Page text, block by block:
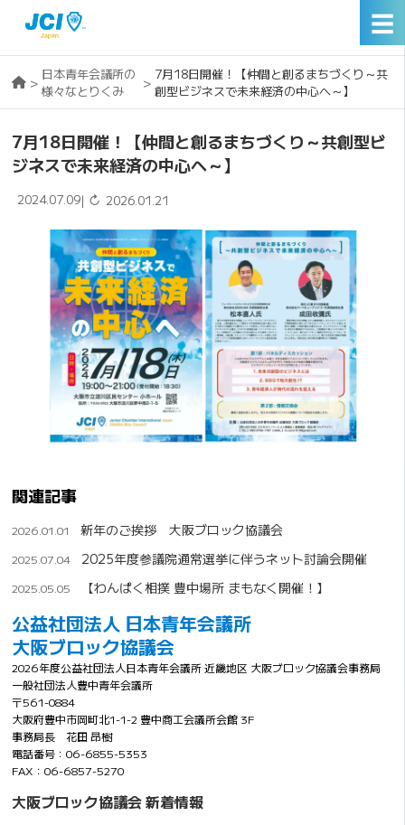
☰
> 日本青年会議所の
様々なとりくみ
> 7月18日開催！【仲間と創るまちづくり～共
創型ビジネスで未来経済の中心へ～】
7月18日開催！【仲間と創るまちづくり～共創型ビ
ジネスで未来経済の中心へ～】
2024.07.09| ↻ 2026.01.21
関連記事
2026.01.01 新年のご挨拶 大阪ブロック協議会
2025.07.04 2025年度参議院通常選挙に伴うネット討論会開催
2025.05.05 【わんぱく相撲 豊中場所 まもなく開催！】
公益社団法人 日本青年会議所
大阪ブロック協議会
2026年度公益社団法人日本青年会議所 近畿地区 大阪ブロック協議会事務局
一般社団法人豊中青年会議所
〒561-0884
大阪府豊中市岡町北1-1-2 豊中商工会議所会館 3F
事務局長 花田 昂樹
電話番号：06-6855-5353
FAX：06-6857-5270
大阪ブロック協議会 新着情報